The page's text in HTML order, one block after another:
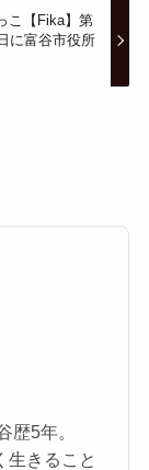
こ【Fika】第
に富谷市役所
歴5年。
生きること